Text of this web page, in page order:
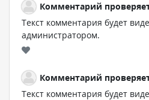
Комментарий
Текст комментария будет
администратором.
Комментарий
Текст комментария будет